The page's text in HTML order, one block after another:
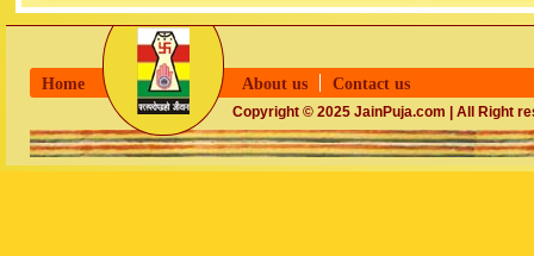
Home About us Contact us
Copyright © 2025 JainPuja.com | All Right